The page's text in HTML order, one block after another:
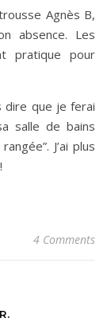
Agnès B,
absence. Les
pratique pour
dire que je ferai
salle de bains
J’ai plus
4 Comments